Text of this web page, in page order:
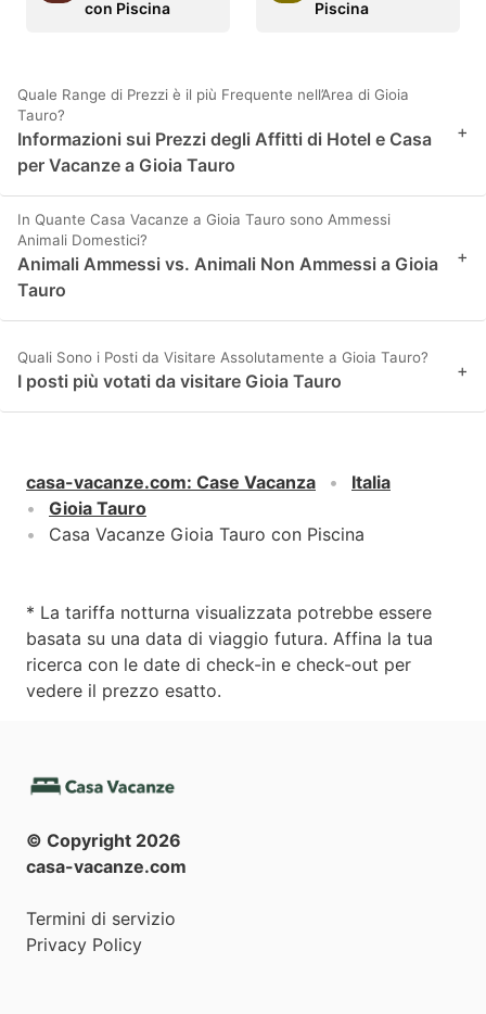
con Piscina
Piscina
Quale Range di Prezzi è il più Frequente nell’Area di Gioia
Tauro?
Informazioni sui Prezzi degli Affitti di Hotel e Casa
per Vacanze a Gioia Tauro
+
In Quante Casa Vacanze a Gioia Tauro sono Ammessi
Animali Domestici?
Animali Ammessi vs. Animali Non Ammessi a Gioia
Tauro
+
Quali Sono i Posti da Visitare Assolutamente a Gioia Tauro?
I posti più votati da visitare Gioia Tauro +
casa-vacanze.com: Case Vacanza
Italia
Gioia Tauro
Casa Vacanze Gioia Tauro con Piscina
* La tariffa notturna visualizzata potrebbe essere
basata su una data di viaggio futura. Affina la tua
ricerca con le date di check-in e check-out per
vedere il prezzo esatto.
© Copyright 2026
casa-vacanze.com
Termini di servizio
Privacy Policy